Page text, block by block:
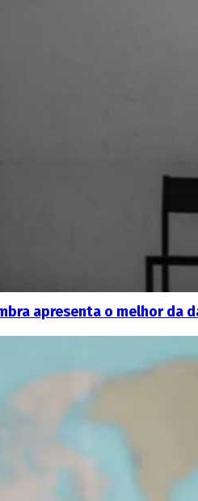
apresenta o melhor da